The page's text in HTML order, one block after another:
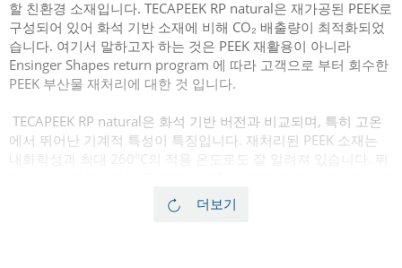
할 친환경 소재입니다. TECAPEEK RP natural은 재가공된 PEEK로
구성되어 있어 화석 기반 소재에 비해 CO₂ 배출량이 최적화되었
습니다. 여기서 말하고자 하는 것은 PEEK 재활용이 아니라
Ensinger Shapes return program 에 따라 고객으로 부터 회수한
PEEK 부산물 재처리에 대한 것 입니다.
TECAPEEK RP natural은 화석 기반 버전과 비교되며, 특히 고온
에서 뛰어난 기계적 특성이 특징입니다. 재처리된 PEEK 소재는
내화학성과 최대 260°C의 적용 온도로도 잘 알려져 있습니다. 뛰
엔싱거는 재가공된 플라스틱 소재로 만들어진 PEEK 튜브, PEEK
더보기